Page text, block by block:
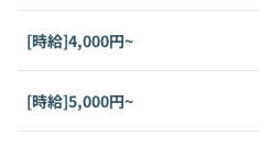
[時給]4,000円~
[時給]5,000円~